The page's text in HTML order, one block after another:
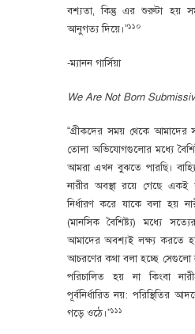
বশ্যতা, কিন্তু এর শুরুটা হয়
আনুগত্য দিয়ে।”১১০
-ম্যানন গার্সিয়া
We Are Not Born
“গ্রীকদের সময় থেকে আমাদের
তোলা অভিযোগগুলোর মধ্যে
আমরা এখন বুঝতে পারছি।
নারীর অবস্থা রয়ে গেছে
নির্ধারণ করে যাকে বলা হয়
(মানসিক বৈশিষ্ট্য) মধ্যে
আমাদের অবশ্যই লক্ষ্য করতে
আচরণের কথা বলা হচ্ছে সেগুলো
পরিচালিত হয় না কিংবা
পূর্বনির্ধারিত নয়:
গড়ে ওঠে।”১১১